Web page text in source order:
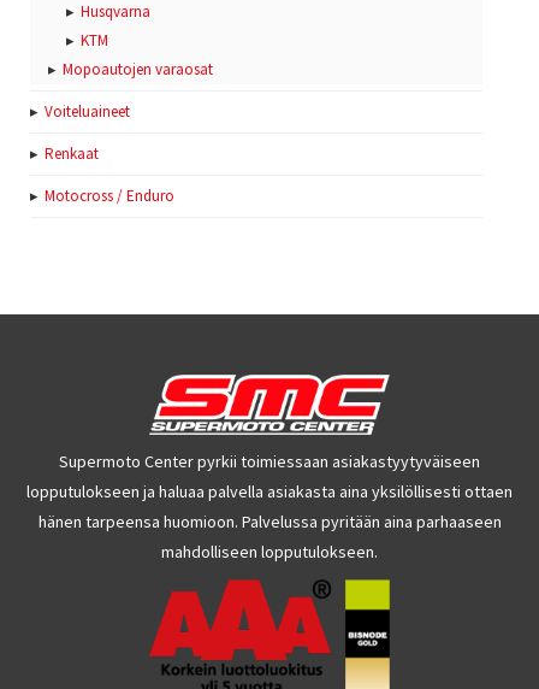
Husqvarna
KTM
Mopoautojen varaosat
Voiteluaineet
Renkaat
Motocross / Enduro
Supermoto Center pyrkii toimiessaan asiakastyytyväiseen
lopputulokseen ja haluaa palvella asiakasta aina yksilöllisesti ottaen
hänen tarpeensa huomioon. Palvelussa pyritään aina parhaaseen
mahdolliseen lopputulokseen.